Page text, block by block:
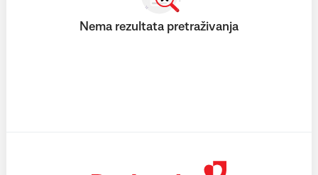
Nema rezultata pretraživanja